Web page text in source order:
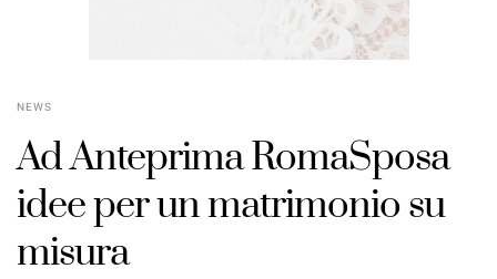
NEWS
Ad Anteprima RomaSposa
idee per un matrimonio su
misura